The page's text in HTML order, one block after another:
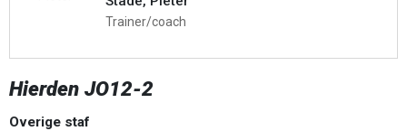
Trainer/coach
Hierden JO12-2
Overige staf